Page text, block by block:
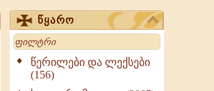
წყარო
Search
წერილები და ლექსები
(156)